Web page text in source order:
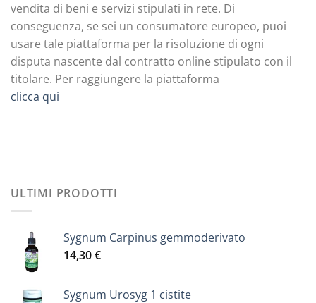
vendita di beni e servizi stipulati in rete. Di
conseguenza, se sei un consumatore europeo, puoi
usare tale piattaforma per la risoluzione di ogni
disputa nascente dal contratto online stipulato con il
titolare. Per raggiungere la piattaforma
clicca qui
ULTIMI PRODOTTI
Sygnum Carpinus gemmoderivato
14,30€
Sygnum Urosyg 1 cistite